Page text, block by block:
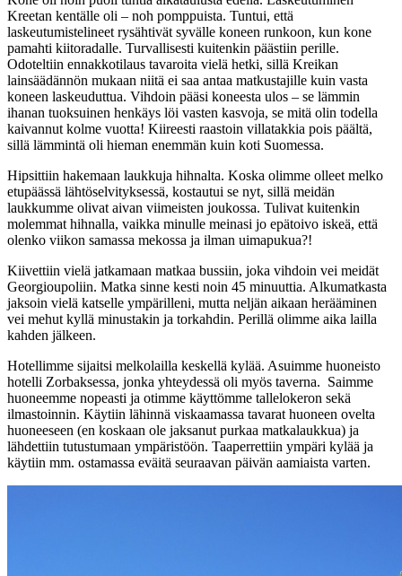
Kreetan kentälle oli – noh pomppuista. Tuntui, että
laskeutumistelineet rysähtivät syvälle koneen runkoon, kun kone
pamahti kiitoradalle. Turvallisesti kuitenkin päästiin perille.
Odoteltiin ennakkotilaus tavaroita vielä hetki, sillä Kreikan
lainsäädännön mukaan niitä ei saa antaa matkustajille kuin vasta
koneen laskeuduttua. Vihdoin pääsi koneesta ulos – se lämmin
ihanan tuoksuinen henkäys löi vasten kasvoja, se mitä olin todella
kaivannut kolme vuotta! Kiireesti raastoin villatakkia pois päältä,
sillä lämmintä oli hieman enemmän kuin koti Suomessa.
Hipsittiin hakemaan laukkuja hihnalta. Koska olimme olleet melko
etupäässä lähtöselvityksessä, kostautui se nyt, sillä meidän
laukkumme olivat aivan viimeisten joukossa. Tulivat kuitenkin
molemmat hihnalla, vaikka minulle meinasi jo epätoivo iskeä, että
olenko viikon samassa mekossa ja ilman uimapukua?!
Kiivettiin vielä jatkamaan matkaa bussiin, joka vihdoin vei meidät
Georgioupoliin. Matka sinne kesti noin 45 minuuttia. Alkumatkasta
jaksoin vielä katselle ympärilleni, mutta neljän aikaan herääminen
vei mehut kyllä minustakin ja torkahdin. Perillä olimme aika lailla
kahden jälkeen.
Hotellimme sijaitsi melkolailla keskellä kylää. Asuimme huoneisto
hotelli Zorbaksessa, jonka yhteydessä oli myös taverna. Saimme
huoneemme nopeasti ja otimme käyttömme tallelokeron sekä
ilmastoinnin. Käytiin lähinnä viskaamassa tavarat huoneen ovelta
huoneeseen (en koskaan ole jaksanut purkaa matkalaukkua) ja
lähdettiin tutustumaan ympäristöön. Taaperrettiin ympäri kylää ja
käytiin mm. ostamassa eväitä seuraavan päivän aamiaista varten.